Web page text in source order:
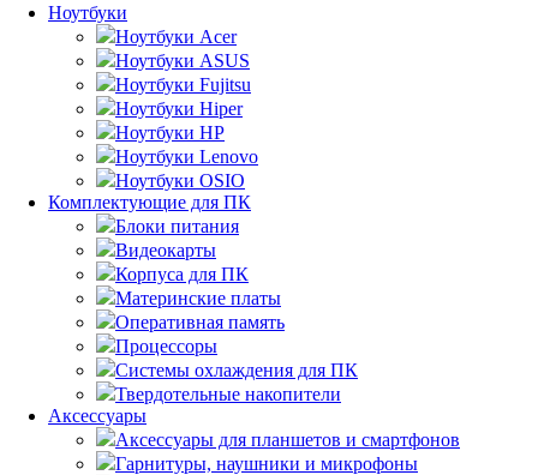
Ноутбуки
Ноутбуки Acer
Ноутбуки ASUS
Ноутбуки Fujitsu
Ноутбуки Hiper
Ноутбуки HP
Ноутбуки Lenovo
Ноутбуки OSIO
Комплектующие для ПК
Блоки питания
Видеокарты
Корпуса для ПК
Материнские платы
Оперативная память
Процессоры
Системы охлаждения для ПК
Твердотельные накопители
Аксессуары
Аксессуары для планшетов и смартфонов
Гарнитуры, наушники и микрофоны